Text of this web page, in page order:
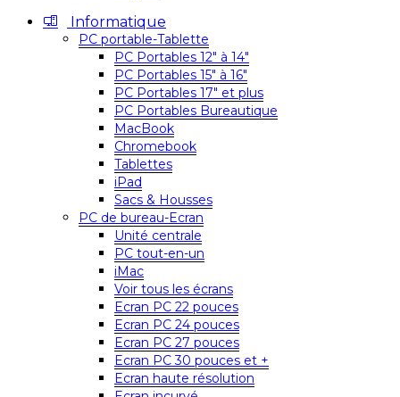
Informatique
PC portable-Tablette
PC Portables 12″ à 14″
PC Portables 15″ à 16″
PC Portables 17″ et plus
PC Portables Bureautique
MacBook
Chromebook
Tablettes
iPad
Sacs & Housses
PC de bureau-Ecran
Unité centrale
PC tout-en-un
iMac
Voir tous les écrans
Ecran PC 22 pouces
Ecran PC 24 pouces
Ecran PC 27 pouces
Ecran PC 30 pouces et +
Ecran haute résolution